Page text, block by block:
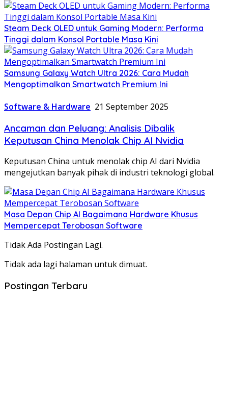
Steam Deck OLED untuk Gaming Modern: Performa
Tinggi dalam Konsol Portable Masa Kini
Samsung Galaxy Watch Ultra 2026: Cara Mudah
Mengoptimalkan Smartwatch Premium Ini
Software & Hardware 21 September 2025
Ancaman dan Peluang: Analisis Dibalik
Keputusan China Menolak Chip AI Nvidia
Keputusan China untuk menolak chip AI dari Nvidia
mengejutkan banyak pihak di industri teknologi global.
Masa Depan Chip AI Bagaimana Hardware Khusus
Mempercepat Terobosan Software
Tidak Ada Postingan Lagi.
Tidak ada lagi halaman untuk dimuat.
Postingan Terbaru